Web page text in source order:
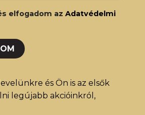
elfogadom az Adatvédelmi
és Ön is az elsők
legújabb akcióinkról,